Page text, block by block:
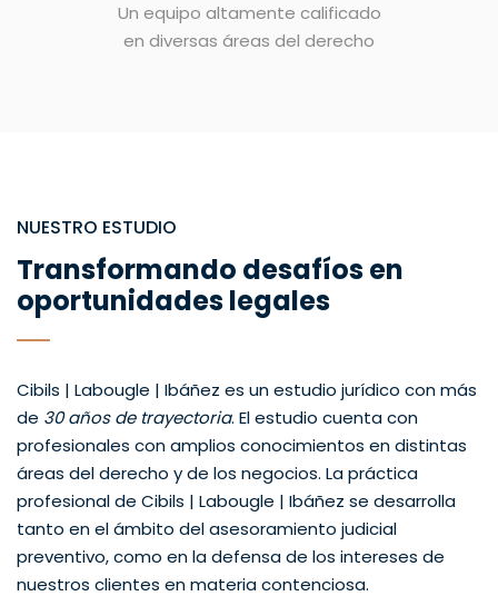
Un equipo altamente calificado
en diversas áreas del derecho
NUESTRO ESTUDIO
Transformando desafíos en
oportunidades legales
Cibils | Labougle | Ibáñez es un estudio jurídico con más
de 30 años de trayectoria. El estudio cuenta con
profesionales con amplios conocimientos en distintas
áreas del derecho y de los negocios. La práctica
profesional de Cibils | Labougle | Ibáñez se desarrolla
tanto en el ámbito del asesoramiento judicial
preventivo, como en la defensa de los intereses de
nuestros clientes en materia contenciosa.